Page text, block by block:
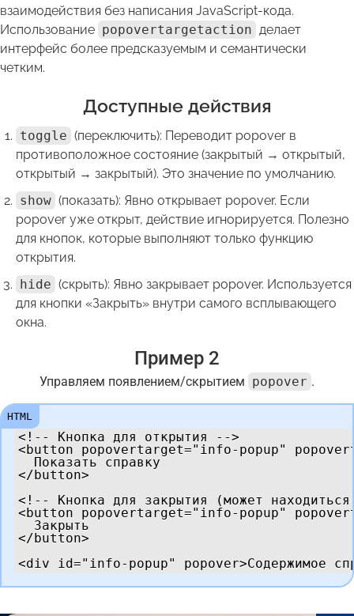
взаимодействия без написания JavaScript-кода.
Использование popovertargetaction делает
интерфейс более предсказуемым и семантически
четким.
Доступные действия
toggle (переключить): Переводит popover в
противоположное состояние (закрытый → открытый,
открытый → закрытый). Это значение по умолчанию.
show (показать): Явно открывает popover. Если
popover уже открыт, действие игнорируется. Полезно
для кнопок, которые выполняют только функцию
открытия.
hide (скрыть): Явно закрывает popover. Используется
для кнопки «Закрыть» внутри самого всплывающего
окна.
Пример 2
Управляем появлением/скрытием popover .
<!-- Кнопка для открытия -->
<button popovertarget="info-popup"
  Показать справку
</button>
<!-- Кнопка для закрытия (может
<button popovertarget="info-popup"
  Закрыть
</button>
<div id="info-popup" popover>Содержимое